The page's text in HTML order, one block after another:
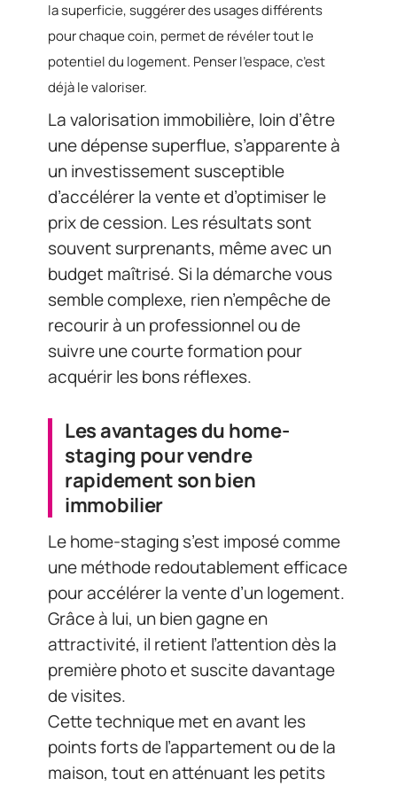
la superficie, suggérer des usages différents
pour chaque coin, permet de révéler tout le
potentiel du logement. Penser l’espace, c’est
déjà le valoriser.
La valorisation immobilière, loin d’être
une dépense superflue, s’apparente à
un investissement susceptible
d’accélérer la vente et d’optimiser le
prix de cession. Les résultats sont
souvent surprenants, même avec un
budget maîtrisé. Si la démarche vous
semble complexe, rien n’empêche de
recourir à un professionnel ou de
suivre une courte formation pour
acquérir les bons réflexes.
Les avantages du home-
staging pour vendre
rapidement son bien
immobilier
Le home-staging s’est imposé comme
une méthode redoutablement efficace
pour accélérer la vente d’un logement.
Grâce à lui, un bien gagne en
attractivité, il retient l’attention dès la
première photo et suscite davantage
de visites.
Cette technique met en avant les
points forts de l’appartement ou de la
maison, tout en atténuant les petits